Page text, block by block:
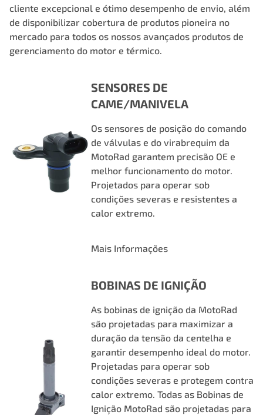
cliente excepcional e ótimo desempenho de envio, além
de disponibilizar cobertura de produtos pioneira no
mercado para todos os nossos avançados produtos de
gerenciamento do motor e térmico.
SENSORES DE
CAME/MANIVELA
Os sensores de posição do comando
de válvulas e do virabrequim da
MotoRad garantem precisão OE e
melhor funcionamento do motor.
Projetados para operar sob
condições severas e resistentes a
calor extremo.
Mais Informações
BOBINAS DE IGNIÇÃO
As bobinas de ignição da MotoRad
são projetadas para maximizar a
duração da tensão da centelha e
garantir desempenho ideal do motor.
Projetadas para operar sob
condições severas e protegem contra
calor extremo. Todas as Bobinas de
Ignição MotoRad são projetadas para